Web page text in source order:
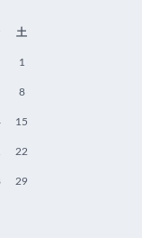
土
1
8
15
22
29